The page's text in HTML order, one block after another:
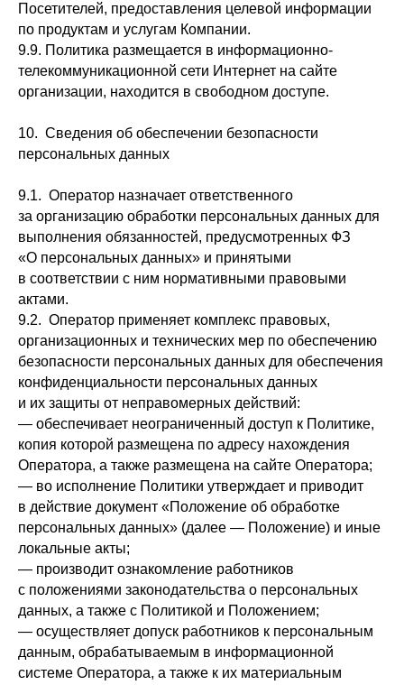
Посетителей, предоставления целевой информации
по продуктам и услугам Компании.
9.9. Политика размещается в информационно-
телекоммуникационной сети Интернет на сайте
организации, находится в свободном доступе.
10. Сведения об обеспечении безопасности
персональных данных
9.1. Оператор назначает ответственного
за организацию обработки персональных данных для
выполнения обязанностей, предусмотренных ФЗ
«О персональных данных» и принятыми
в соответствии с ним нормативными правовыми
актами.
9.2. Оператор применяет комплекс правовых,
организационных и технических мер по обеспечению
безопасности персональных данных для обеспечения
конфиденциальности персональных данных
и их защиты от неправомерных действий:
— обеспечивает неограниченный доступ к Политике,
копия которой размещена по адресу нахождения
Оператора, а также размещена на сайте Оператора;
— во исполнение Политики утверждает и приводит
в действие документ «Положение об обработке
персональных данных» (далее — Положение) и иные
локальные акты;
— производит ознакомление работников
с положениями законодательства о персональных
данных, а также с Политикой и Положением;
— осуществляет допуск работников к персональным
данным, обрабатываемым в информационной
системе Оператора, а также к их материальным